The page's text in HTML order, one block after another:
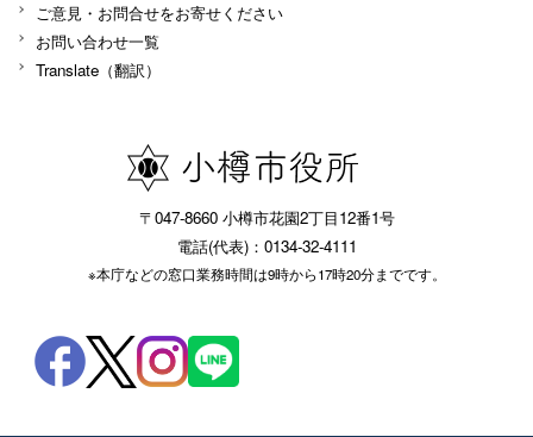
ご意見・お問合せをお寄せください
お問い合わせ一覧
Translate（翻訳）
〒047-8660 小樽市花園2丁目12番1号
電話(代表)：0134-32-4111
※本庁などの窓口業務時間は9時から17時20分までです。